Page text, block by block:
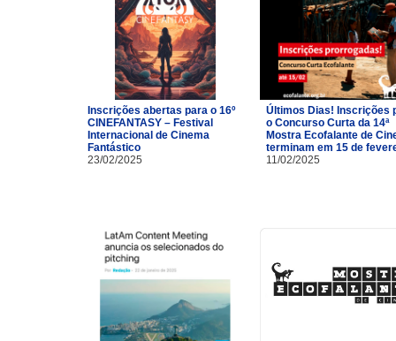
Inscrições abertas para o 16º
CINEFANTASY – Festival
Internacional de Cinema
Fantástico
23/02/2025
Últimos Dias! Inscrições
o Concurso Curta da 14ª
Mostra Ecofalante de
terminam em 15 de
11/02/2025